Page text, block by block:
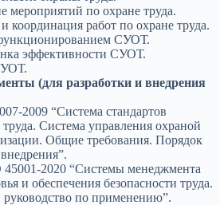
мероприятий по охране труда.
координация работ по охране труда.
СУОТ.
эффективности СУОТ.
(для разработки и внедрения
2009 “Система стандартов
труда. Система управления охраной
Общие требования. Порядок
2020 “Системы менеджмента
и обеспечения безопасности труда.
руководство по применению”.